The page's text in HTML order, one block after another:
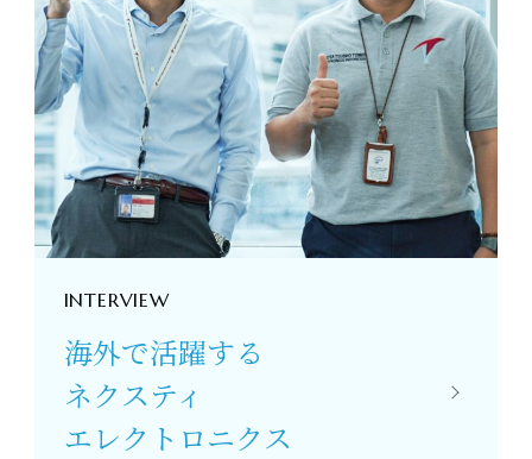
INTERVIEW
海外で活躍する
ネクスティ
エレクトロニクス